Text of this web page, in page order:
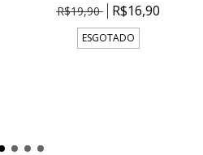
R$19,90
R$16,90
ESGOTADO